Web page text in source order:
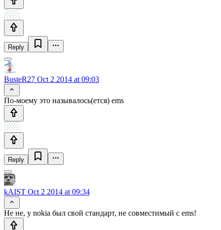
Reply
BusteR27 Oct 2 2014 at 09:03
По-моему это называлось(ется) ems
Reply
kAIST Oct 2 2014 at 09:34
Не не, у nokia был свой стандарт, не совместимый с ems!